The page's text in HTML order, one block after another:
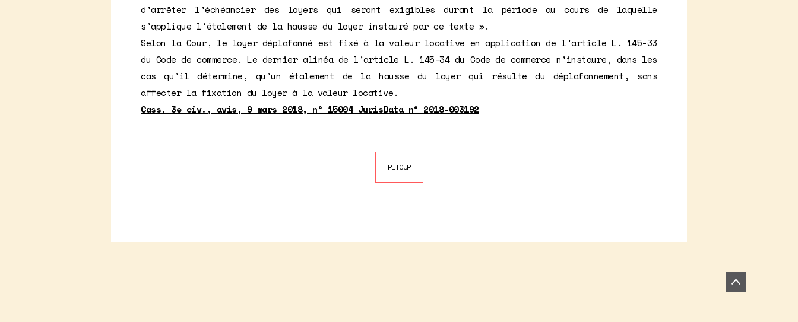
d'arrêter l'échéancier des loyers qui seront exigibles durant la période au cours de laquelle
s'applique l'étalement de la hausse du loyer instauré par ce texte ».
Selon la Cour, le loyer déplafonné est fixé à la valeur locative en application de l'article L. 145-33
du Code de commerce. Le dernier alinéa de l'article L. 145-34 du Code de commerce n'instaure, dans les
cas qu'il détermine, qu'un étalement de la hausse du loyer qui résulte du déplafonnement, sans
affecter la fixation du loyer à la valeur locative.
Cass. 3e civ., avis, 9 mars 2018, n° 15004 JurisData n° 2018-003192
RETOUR